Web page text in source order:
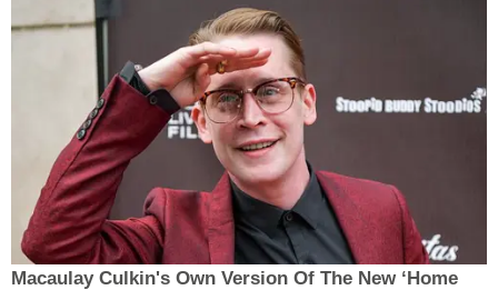
Macaulay Culkin's Own Version Of The New ‘Home